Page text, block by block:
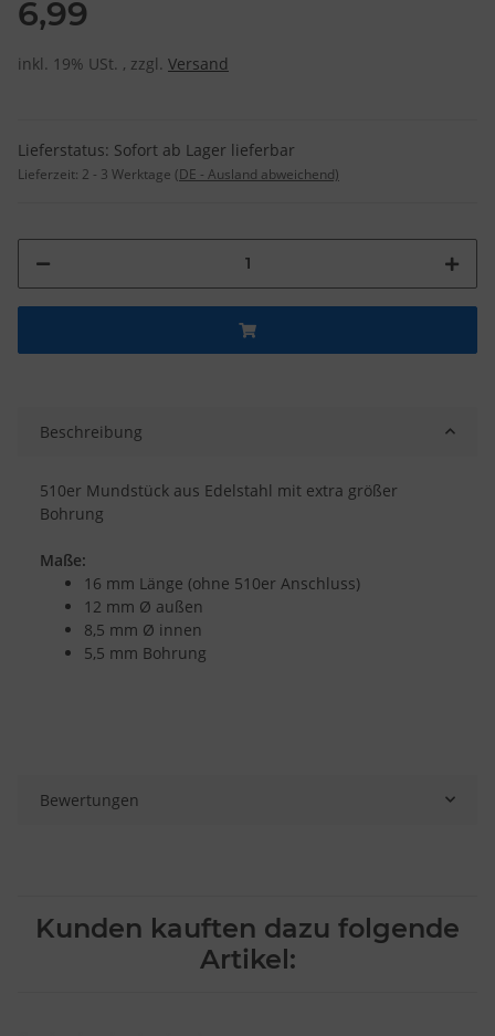
6,99
inkl. 19% USt. , zzgl. Versand
Lieferstatus: Sofort ab Lager lieferbar
Lieferzeit: 2 - 3 Werktage (DE - Ausland abweichend)
Beschreibung
510er Mundstück aus Edelstahl mit extra größer
Bohrung
Maße:
16 mm Länge (ohne 510er Anschluss)
12 mm Ø außen
8,5 mm Ø innen
5,5 mm Bohrung
Bewertungen
Kunden kauften dazu folgende
Artikel: